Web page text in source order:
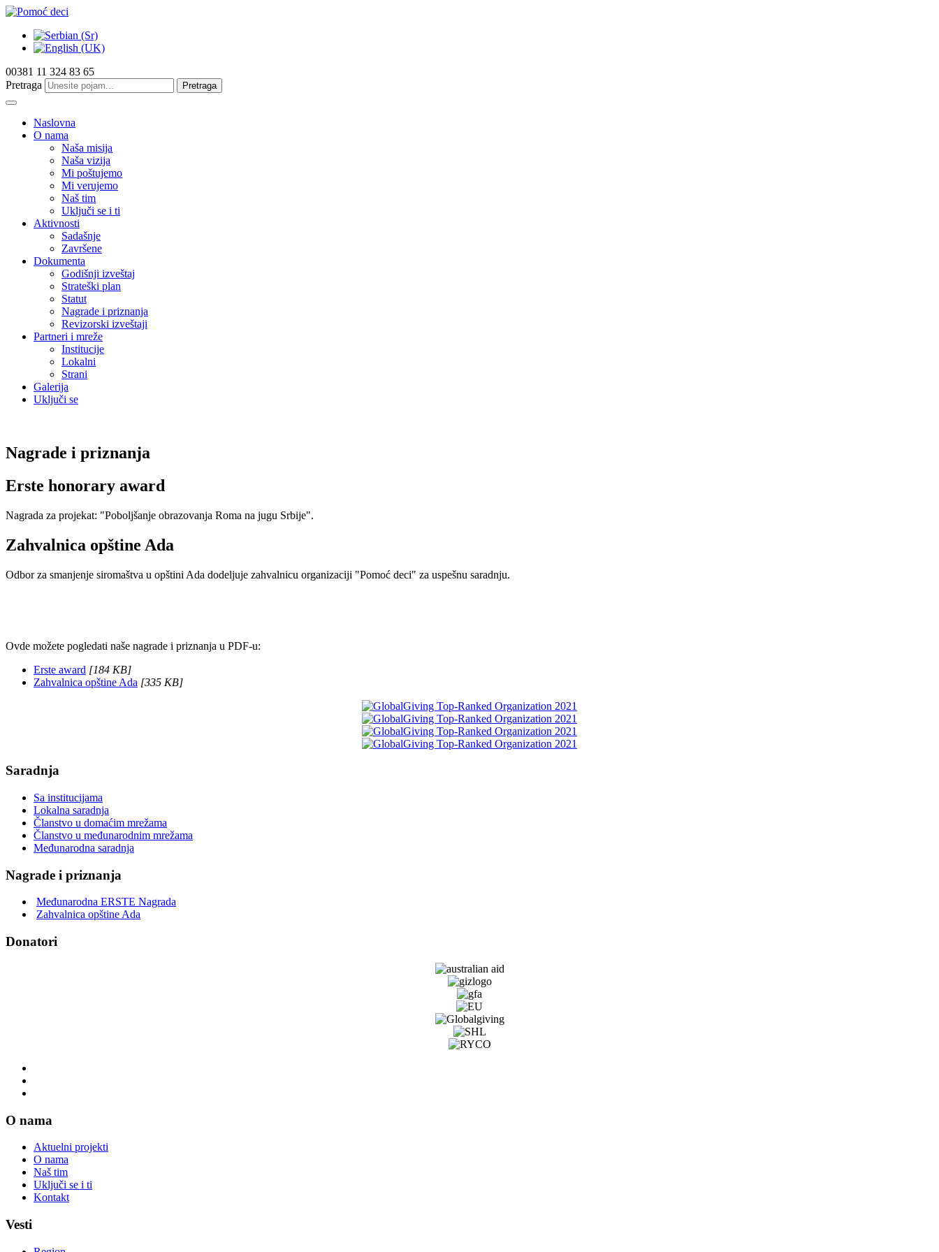
00381 11 324 83 65
Pretraga
Pretraga
Naslovna
O nama
Naša misija
Naša vizija
Mi poštujemo
Mi verujemo
Naš tim
Uključi se i ti
Aktivnosti
Sadašnje
Završene
Dokumenta
Godišnji izveštaj
Strateški plan
Statut
Nagrade i priznanja
Revizorski izveštaji
Partneri i mreže
Institucije
Lokalni
Strani
Galerija
Uključi se
Nagrade i priznanja
Erste honorary award
Nagrada za projekat: "Poboljšanje obrazovanja Roma na jugu Srbije".
Zahvalnica opštine Ada
Odbor za smanjenje siromaštva u opštini Ada dodeljuje zahvalnicu organizaciji "Pomoć deci" za uspešnu saradnju.
Ovde možete pogledati naše nagrade i priznanja u PDF-u:
Erste award [184 KB]
Zahvalnica opštine Ada [335 KB]
Saradnja
Sa institucijama
Lokalna saradnja
Članstvo u domaćim mrežama
Članstvo u međunarodnim mrežama
Međunarodna saradnja
Nagrade i priznanja
Međunarodna ERSTE Nagrada
Zahvalnica opštine Ada
Donatori
O nama
Aktuelni projekti
O nama
Naš tim
Uključi se i ti
Kontakt
Vesti